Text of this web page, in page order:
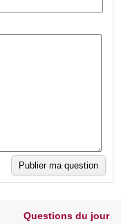
Questions du jour